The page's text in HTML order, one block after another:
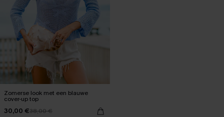
Zomerse look met een blauwe
cover-up top
30,00 €38,00 €